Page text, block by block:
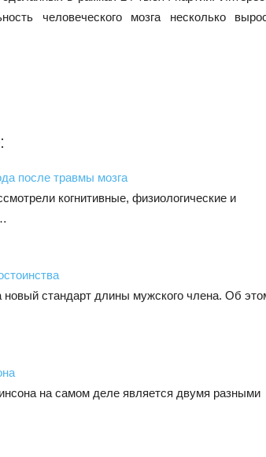
человеческого мозга несколько
после травмы мозга
когнитивные, физиологические и
стандарт длины мужского члена. Об
на самом деле является двумя разными